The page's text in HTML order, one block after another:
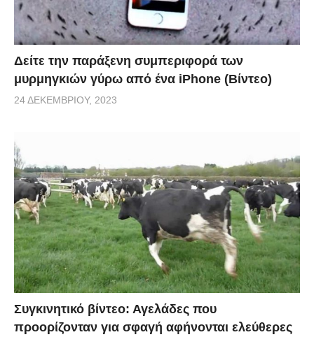
Δείτε την παράξενη συμπεριφορά των
μυρμηγκιών γύρω από ένα iPhone (Βίντεο)
24 ΔΕΚΕΜΒΡΊΟΥ, 2023
Συγκινητικό βίντεο: Αγελάδες που
προορίζονταν για σφαγή αφήνονται ελεύθερες